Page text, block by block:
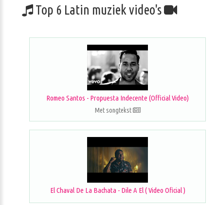
Top 6 Latin muziek video's
Romeo Santos - Propuesta Indecente (Official Video)
Met songtekst
El Chaval De La Bachata - Dile A El ( Video Oficial )